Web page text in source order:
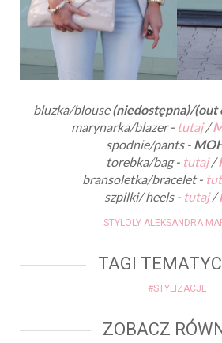
bluzka/blouse(niedostępna)/(out
marynarka/blazer - tutaj/
spodnie/pants -
torebka/bag -tutaj/
bransoletka/bracelet -
szpilki/ heels - tutaj/
STYLOLY ALEKSANDRA
TAGI
#STYLIZACJE
ZOBACZ